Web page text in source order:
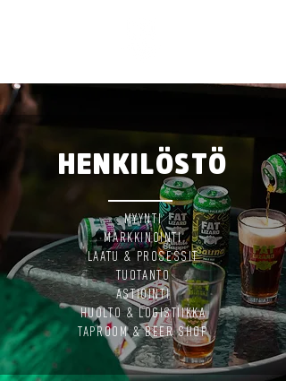
HENKILÖSTÖ
MYYNTI
MARKKINOINTI
LAATU & PROSESSIT
TUOTANTO
ASTIOINTI
HUOLTO & LOGISTIIKKA
TAPROOM & BEER SHOP